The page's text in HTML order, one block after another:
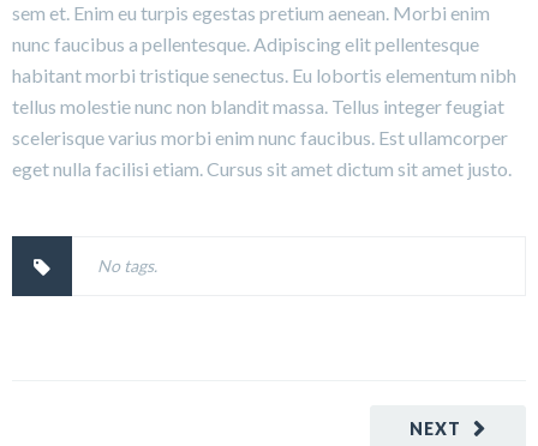
sem et. Enim eu turpis egestas pretium aenean. Morbi enim
nunc faucibus a pellentesque. Adipiscing elit pellentesque
habitant morbi tristique senectus. Eu lobortis elementum nibh
tellus molestie nunc non blandit massa. Tellus integer feugiat
scelerisque varius morbi enim nunc faucibus. Est ullamcorper
eget nulla facilisi etiam. Cursus sit amet dictum sit amet justo.
No tags.
NEXT